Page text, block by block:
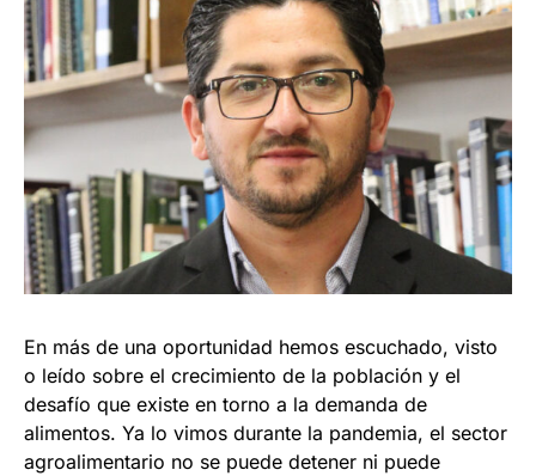
En más de una oportunidad hemos escuchado, visto
o leído sobre el crecimiento de la población y el
desafío que existe en torno a la demanda de
alimentos. Ya lo vimos durante la pandemia, el sector
agroalimentario no se puede detener ni puede